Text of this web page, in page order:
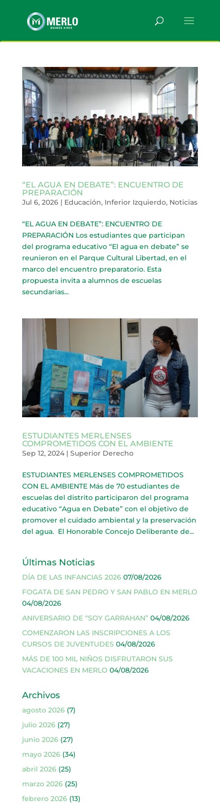
“EL AGUA EN DEBATE”: ENCUENTRO DE
PREPARACIÓN
Jul 6, 2026| Educación, Inferior Izquierdo, Noticias
“EL AGUA EN DEBATE”: ENCUENTRO DE
PREPARACIÓN Los estudiantes que participan
del programa educativo “El agua en debate” se
reunieron en el Parque Cultural Libertad, en el
marco del encuentro preparatorio. Esta
propuesta invita a alumnos de escuelas
secundarias...
ESTUDIANTES MERLENSES
COMPROMETIDOS CON EL AMBIENTE
Sep 12, 2024| Superior Derecho
ESTUDIANTES MERLENSES COMPROMETIDOS
CON EL AMBIENTE Más de 70 estudiantes de
escuelas del distrito participaron del programa
educativo “Agua en Debate” con el objetivo de
promover el cuidado ambiental y la preservación
del agua. El Honorable Concejo Deliberante de...
Últimas Noticias
DÍA DE LAS INFANCIAS 2026 07/08/2026
FOGATA DE SAN PEDRO Y SAN PABLO EN MERLO
04/08/2026
ANIVERSARIO DE “SOY GARRAHAN” 04/08/2026
COMENZARON LAS INSCRIPCIONES A LOS
CURSOS DE JUVENTUDES 04/08/2026
MÁS DE 100 MIL NIÑOS DISFRUTARON SUS
VACACIONES EN MERLO 04/08/2026
Archivos
agosto 2026(7)
julio 2026(27)
junio 2026(27)
mayo 2026(34)
abril 2026(25)
marzo 2026(25)
febrero 2026(13)